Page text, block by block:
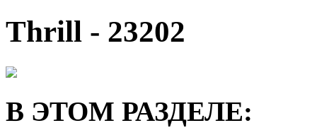
Thrill - 23202
В ЭТОМ РАЗДЕЛЕ: